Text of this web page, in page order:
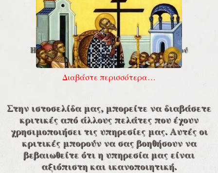
Διαβάστε περισσότερα…
Η Ύψωσις του Τίμιου και Ζωοποιού Σταυρού
Διαβάστε περισσότερα…
Στην ιστοσελίδα μας, μπορείτε να διαβάσετε
κριτικές από άλλους πελάτες που έχουν
χρησιμοποιήσει τις υπηρεσίες μας. Αυτές οι
κριτικές μπορούν να σας βοηθήσουν να
βεβαιωθείτε ότι η υπηρεσία μας είναι
αξιόπιστη και ικανοποιητική.